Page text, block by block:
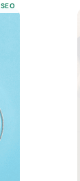
SEO